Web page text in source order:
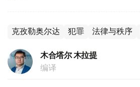
克孜勒奥尔达 犯罪 法律与秩序
木合塔尔 木拉提
编译